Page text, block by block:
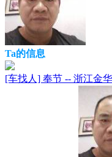
Ta的信息
[车找人] 奉节 -- 浙江金